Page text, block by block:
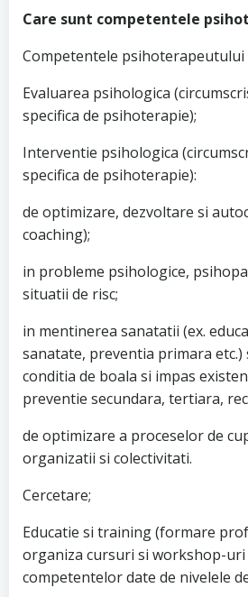
Care sunt competentele
Competentele psihoterapeutului
Evaluarea psihologica
specifica de psihoterapie);
Interventie psihologica
specifica de psihoterapie):
de optimizare, dezvoltare si
coaching);
in probleme psihologice,
situatii de risc;
in mentinerea sanatatii (ex.
sanatate, preventia primara
conditia de boala si impas
preventie secundara, tertiara,
de optimizare a proceselor de
organizatii si colectivitati.
Cercetare;
Educatie si training (formare
organiza cursuri si workshop-
competentelor date de nivelele